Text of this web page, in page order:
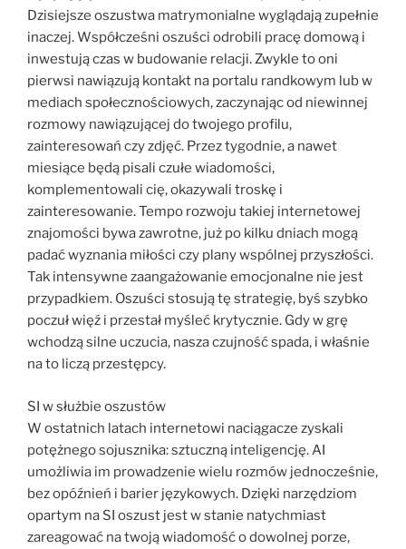
Dzisiejsze oszustwa matrymonialne wyglądają zupełnie
inaczej. Współcześni oszuści odrobili pracę domową i
inwestują czas w budowanie relacji. Zwykle to oni
pierwsi nawiązują kontakt na portalu randkowym lub w
mediach społecznościowych, zaczynając od niewinnej
rozmowy nawiązującej do twojego profilu,
zainteresowań czy zdjęć. Przez tygodnie, a nawet
miesiące będą pisali czułe wiadomości,
komplementowali cię, okazywali troskę i
zainteresowanie. Tempo rozwoju takiej internetowej
znajomości bywa zawrotne, już po kilku dniach mogą
padać wyznania miłości czy plany wspólnej przyszłości.
Tak intensywne zaangażowanie emocjonalne nie jest
przypadkiem. Oszuści stosują tę strategię, byś szybko
poczuł więź i przestał myśleć krytycznie. Gdy w grę
wchodzą silne uczucia, nasza czujność spada, i właśnie
na to liczą przestępcy.
SI w służbie oszustów
W ostatnich latach internetowi naciągacze zyskali
potężnego sojusznika: sztuczną inteligencję. AI
umożliwia im prowadzenie wielu rozmów jednocześnie,
bez opóźnień i barier językowych. Dzięki narzędziom
opartym na SI oszust jest w stanie natychmiast
zareagować na twoją wiadomość o dowolnej porze,